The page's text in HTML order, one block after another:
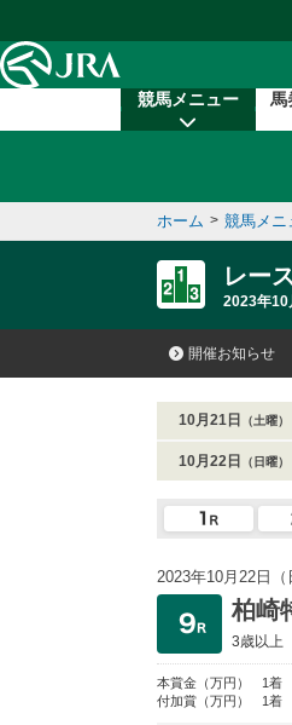
競馬メニュー 馬
ホーム > 競馬メニ
レー
2023年10
開催お知らせ
10月21日 （土曜）
10月22日 （日曜）
2023年10月22日
柏崎
3歳以上
本賞金 （万円） 1着
付加賞 （万円） 1着